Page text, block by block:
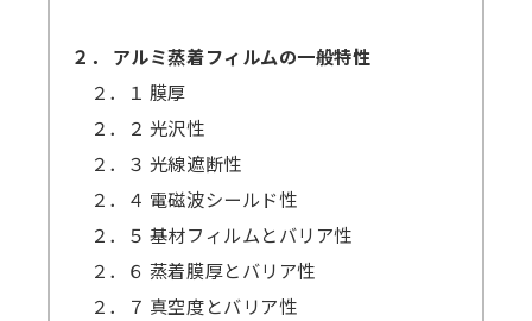
２． アルミ蒸着フィルムの一般特性
２．１ 膜厚
２．２ 光沢性
２．３ 光線遮断性
２．４ 電磁波シールド性
２．５ 基材フィルムとバリア性
２．６ 蒸着膜厚とバリア性
２．７ 真空度とバリア性